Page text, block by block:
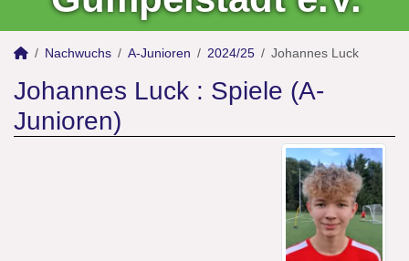
Nachwuchs A-Junioren 2024/25 Johannes Luck
Johannes Luck : Spiele (A-
Junioren)